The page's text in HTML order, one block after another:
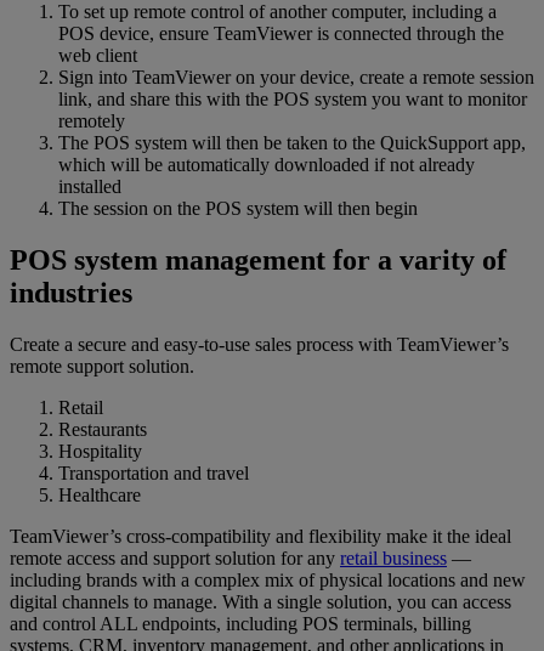
To set up remote control of another computer, including a
POS device, ensure TeamViewer is connected through the
web client
Sign into TeamViewer on your device, create a remote session
link, and share this with the POS system you want to monitor
remotely
The POS system will then be taken to the QuickSupport app,
which will be automatically downloaded if not already
installed
The session on the POS system will then begin
POS system management for a varity of
industries
Create a secure and easy-to-use sales process with TeamViewer’s
remote support solution.
Retail
Restaurants
Hospitality
Transportation and travel
Healthcare
TeamViewer’s cross-compatibility and flexibility make it the ideal
remote access and support solution for any retail business —
including brands with a complex mix of physical locations and new
digital channels to manage. With a single solution, you can access
and control ALL endpoints, including POS terminals, billing
systems, CRM, inventory management, and other applications in